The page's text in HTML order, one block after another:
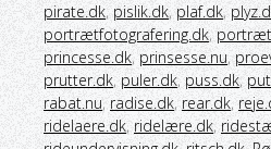
pirate.dk, pislik.dk, plaf.dk,
portrætfotografering.dk,
princesse.dk, prinsesse.nu,
prutter.dk, puler.dk, puss.dk,
rabat.nu, radise.dk, rear.dk,
ridelaere.dk, ridelære.dk,